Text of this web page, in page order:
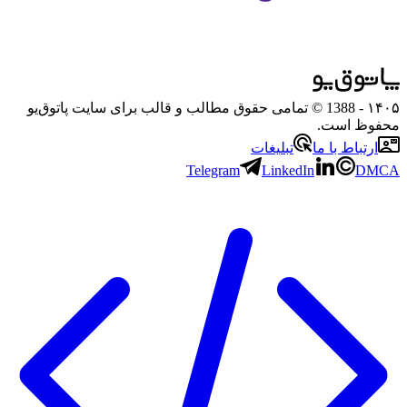
۱۴۰۵
- 1388 © تمامی حقوق مطالب و قالب برای سایت پاتوق‌یو
محفوظ است.
ارتباط با ما
تبلیغات
Telegram
LinkedIn DMCA